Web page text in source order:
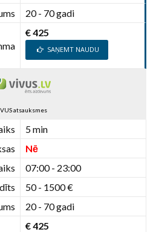
20 - 70 gadi
€ 425
SAŅEMT NAUDU
atsauksmes
5 min
Nē
07:00 - 23:00
50 - 1500 €
20 - 70 gadi
€ 425